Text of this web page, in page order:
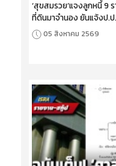
‘สุขสมรวย’แจงลูกหนี้ 9
ที่ดินมาจำนอง ยันแจ้งป.ป
05 สิงหาคม 2569